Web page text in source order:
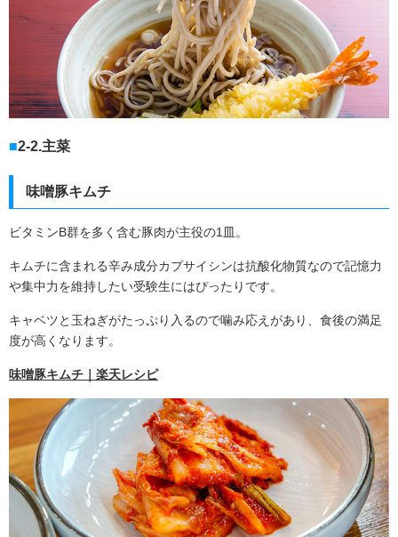
2-2.主菜
味噌豚キムチ
ビタミンB群を多く含む豚肉が主役の1 皿。
キムチに含まれる辛み成分カプサイシンは抗酸化物質なので記憶力
や集中力を維持したい受験生にはぴったりです。
キャベツと玉ねぎがたっぷり入るので噛み応えがあり、食後の満足
度が高くなります。
味噌豚キムチ｜楽天レシピ